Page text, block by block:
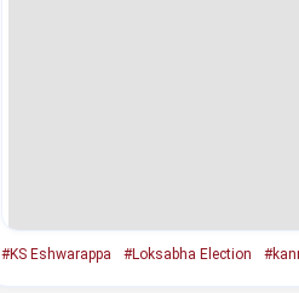
#KS Eshwarappa #Loksabha Election